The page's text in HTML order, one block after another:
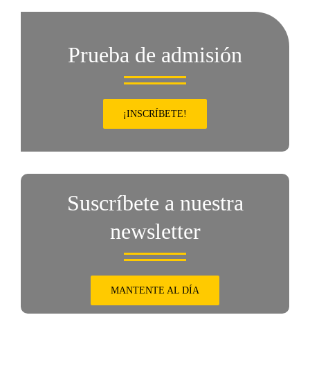
Prueba de admisión
¡INSCRÍBETE!
Suscríbete a nuestra
newsletter
MANTENTE AL DÍA